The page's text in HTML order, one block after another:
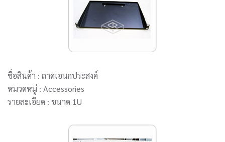
ชื่อสินค้า : ถาดเอนกประสงค์
หมวดหมู่ : Accessories
รายละเอียด : ขนาด 1U